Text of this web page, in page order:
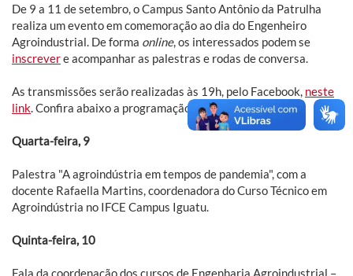
De 9 a 11 de setembro, o Campus Santo Antônio da Patrulha
realiza um evento em comemoração ao dia do Engenheiro
Agroindustrial. De forma online, os interessados podem se
inscrevere acompanhar as palestras e rodas de conversa.
As transmissões serão realizadas às 19h, pelo Facebook, neste
link. Confira abaixo a programação:
Quarta-feira, 9
Palestra "A agroindústria em tempos de pandemia", com a
docente Rafaella Martins, coordenadora do Curso Técnico em
Agroindústria no IFCE Campus Iguatu.
Quinta-feira, 10
Fala da coordenação dos cursos de Engenharia Agroindustrial –